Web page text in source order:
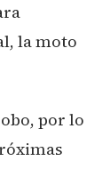
la moto
por lo